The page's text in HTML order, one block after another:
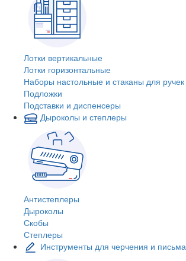
Лотки вертикальные
Лотки горизонтальные
Наборы настольные и стаканы для ручек
Подложки
Подставки и диспенсеры
Дыроколы и степлеры
Антистеплеры
Дыроколы
Скобы
Степлеры
Инструменты для черчения и письма